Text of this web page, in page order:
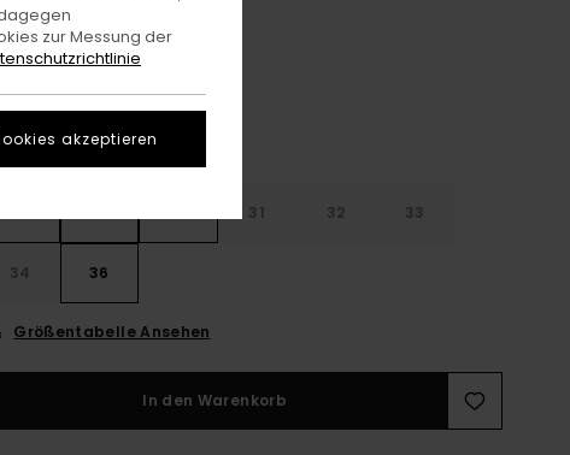
Mid Used
31 32 33
34 36
Größentabelle Ansehen
In den Warenkorb
zur Messung der
akzeptieren